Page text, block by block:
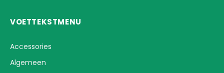
VOETTEKSTMENU
Accessories
Algemeen